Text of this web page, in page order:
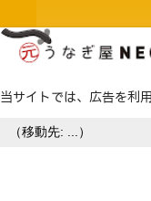
当サイトでは、広告を利